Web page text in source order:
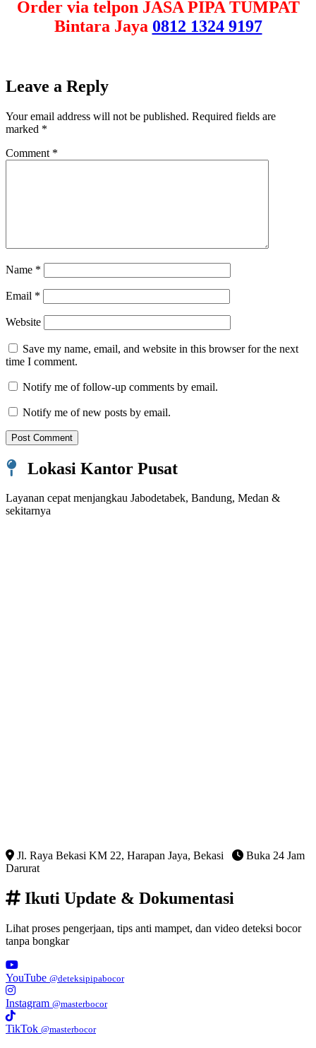
Order via telpon JASA PIPA TUMPAT
Bintara Jaya 0812 1324 9197
Leave a Reply
Your email address will not be published. Required fields are
marked *
Comment *
Name *
Email *
Website
Save my name, email, and website in this browser for the next
time I comment.
Notify me of follow-up comments by email.
Notify me of new posts by email.
Lokasi Kantor Pusat
Layanan cepat menjangkau Jabodetabek, Bandung, Medan &
sekitarnya
Jl. Raya Bekasi KM 22, Harapan Jaya, Bekasi
Buka 24 Jam
Darurat
Ikuti Update & Dokumentasi
Lihat proses pengerjaan, tips anti mampet, dan video deteksi bocor
tanpa bongkar
YouTube @deteksipipabocor
Instagram @masterbocor
TikTok @masterbocor